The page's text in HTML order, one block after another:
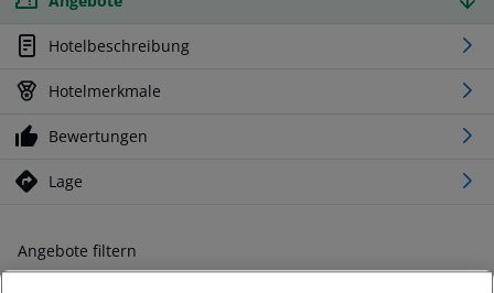
Hotelbeschreibung
Hotelmerkmale
Bewertungen
Lage
Angebote filtern
Ändern Sie Ihre Kriterien nach Ihren Wünschen